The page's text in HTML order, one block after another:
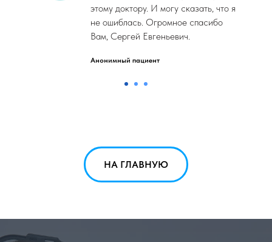
этому доктору. И могу сказать, что я
не ошиблась. Огромное спасибо
Вам, Сергей Евгеньевич.
Анонимный пациент
НА ГЛАВНУЮ